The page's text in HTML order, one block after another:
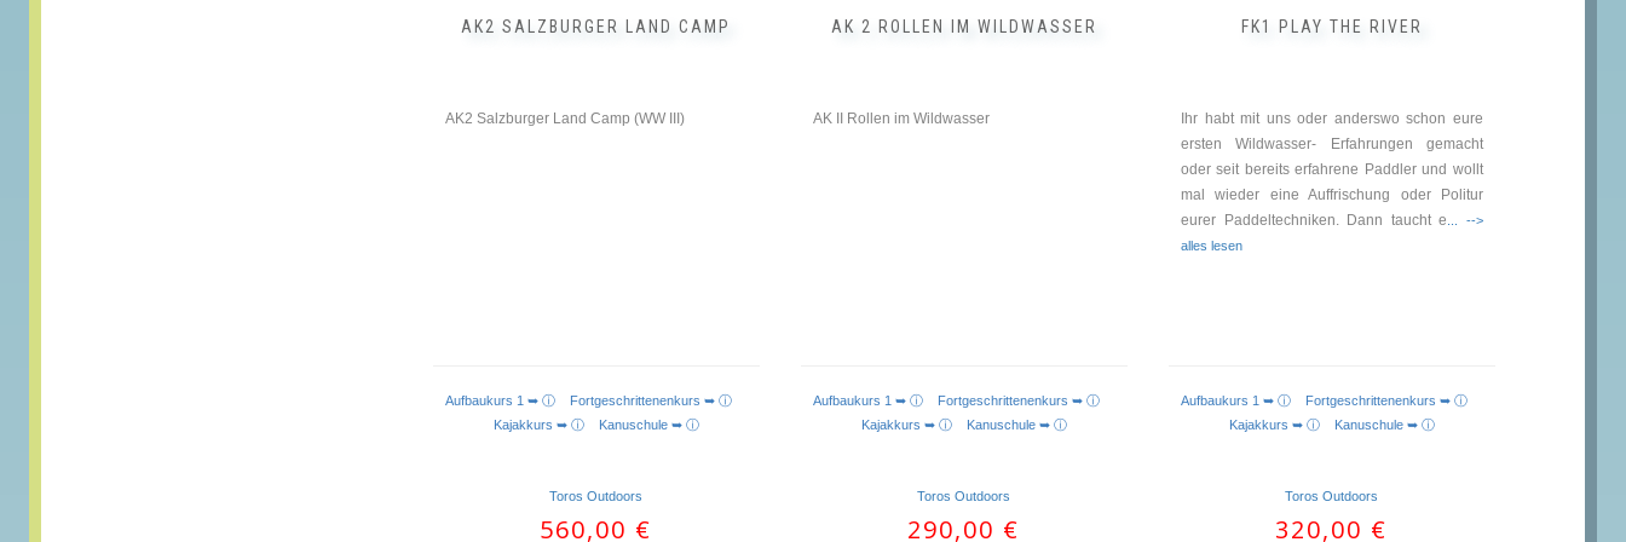
AK2 SALZBURGER LAND CAMP
AK2 Salzburger Land Camp (WW III)
Aufbaukurs 1 ➥ ⓘ Fortgeschrittenenkurs ➥ ⓘ
Kajakkurs ➥ ⓘ Kanuschule ➥ ⓘ
Toros Outdoors
560,00 €
AK 2 ROLLEN IM WILDWASSER
AK II Rollen im Wildwasser
Aufbaukurs 1 ➥ ⓘ Fortgeschrittenenkurs ➥ ⓘ
Kajakkurs ➥ ⓘ Kanuschule ➥ ⓘ
Toros Outdoors
290,00 €
FK1 PLAY THE RIVER
Ihr habt mit uns oder anderswo schon eure
ersten Wildwasser- Erfahrungen gemacht
oder seit bereits erfahrene Paddler und wollt
mal wieder eine Auffrischung oder Politur
eurer Paddeltechniken. Dann taucht e
... -->
alles lesen
Aufbaukurs 1 ➥ ⓘ Fortgeschrittenenkurs ➥ ⓘ
Kajakkurs ➥ ⓘ Kanuschule ➥ ⓘ
Toros Outdoors
320,00 €